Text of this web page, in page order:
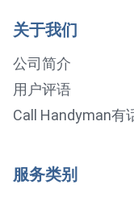
关于我们
公司简介
用户评语
Call Handyman有
服务类别